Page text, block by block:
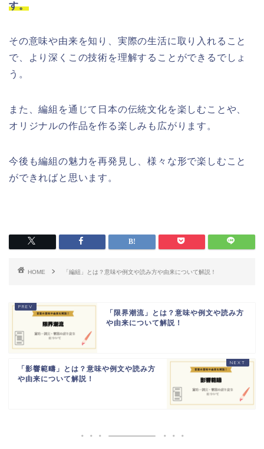
す。
その意味や由来を知り、実際の生活に取り入れること
で、より深くこの技術を理解することができるでしょ
う。
また、編組を通じて日本の伝統文化を楽しむことや、
オリジナルの作品を作る楽しみも広がります。
今後も編組の魅力を再発見し、様々な形で楽しむこと
ができればと思います。
HOME 「編組」とは？意味や例文や読み方や由来について解説！
「限界潮流」とは？意味や例文や読み方
や由来について解説！
「影響範疇」とは？意味や例文や読み方
や由来について解説！